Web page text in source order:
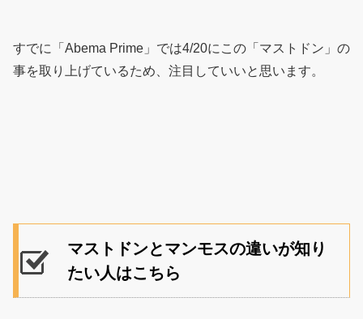
すでに「Abema Prime」では4/20にこの「マストドン」の
事を取り上げているため、注目していいと思います。
マストドンとマンモスの違いが知り
たい人はこちら